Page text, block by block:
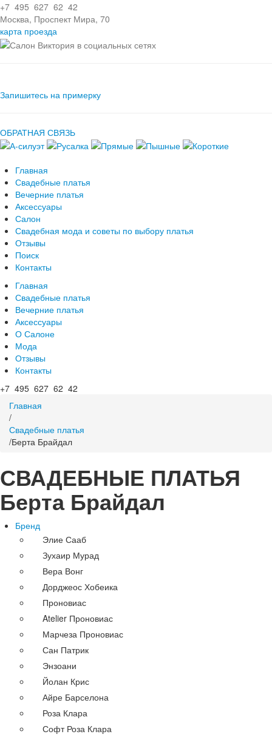
+7 495 627 62 42
Москва, Проспект Мира, 70
карта проезда
Запишитесь на примерку
ОБРАТНАЯ СВЯЗЬ
Главная
Свадебные платья
Вечерние платья
Аксессуары
Салон
Свадебная мода и советы по выбору платья
Отзывы
Поиск
Контакты
Главная
Свадебные платья
Вечерние платья
Аксессуары
О Салоне
Мода
Отзывы
Контакты
+7 495 627 62 42
Главная
/
Свадебные платья
/Берта Брайдал
СВАДЕБНЫЕ ПЛАТЬЯ
Берта Брайдал
Бренд
Элие Сааб
Зухаир Мурад
Вера Вонг
Дорджеос Хобеика
Проновиас
Atelier Проновиас
Марчеза Проновиас
Сан Патрик
Энзоани
Йолан Крис
Айре Барселона
Роза Клара
Софт Роза Клара